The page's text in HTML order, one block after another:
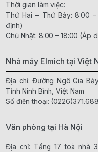
Thời gian làm việc:
Thứ Hai – Thứ Bảy: 8:00
định)
Chủ Nhật: 8:00 – 18:00 (Áp
Nhà máy Elmich tại Việt
Địa chỉ: Đường Ngô Gia
Tỉnh Ninh Bình, Việt Nam
Số điện thoại:
Văn phòng tại Hà Nội
Địa chỉ: Tầng 17 toà nhà